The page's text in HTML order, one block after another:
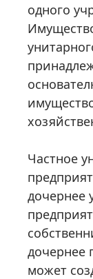
одного
Частное
дочернее
дочернее
может